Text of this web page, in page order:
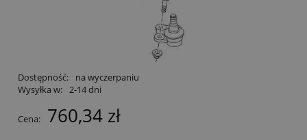
Dostępność:
na wyczerpaniu
Wysyłka w: 2-14 dni
Cena: 760,34 zł